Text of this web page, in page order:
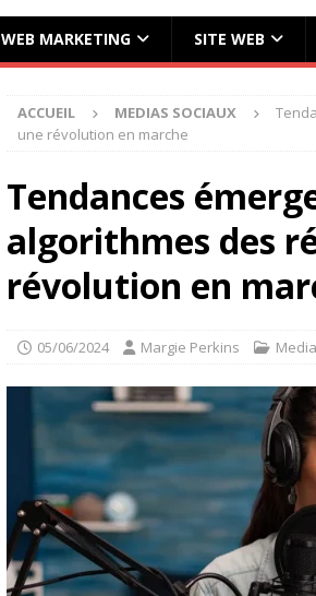
WEB MARKETING SITE WEB
ACCUEIL MEDIAS SOCIAUX
une révolution en marche
Tendances
algorithmes des
révolution en
05/06/2024 Margie Perkins